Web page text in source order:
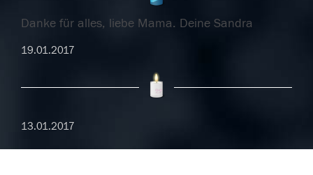
Danke für alles, liebe Mama. Deine Sandra
19.01.2017
13.01.2017